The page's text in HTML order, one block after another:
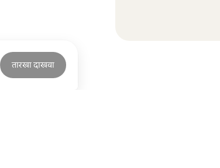
तारखा दाखवा